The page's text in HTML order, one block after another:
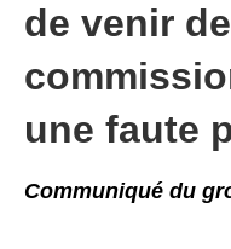
de venir
une faute
Communiqué du